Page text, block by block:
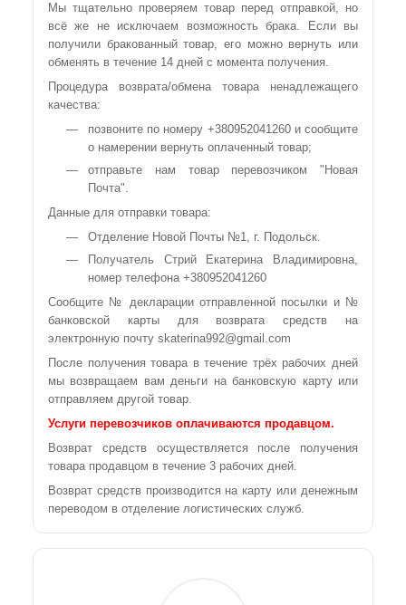
Мы тщательно проверяем товар перед отправкой, но
всё же не исключаем возможность брака. Если вы
получили бракованный товар, его можно вернуть или
обменять в течение 14 дней с момента получения.
Процедура возврата/обмена товара ненадлежащего
качества:
позвоните по номеру +380952041260 и сообщите
о намерении вернуть оплаченный товар;
отправьте нам товар перевозчиком "Новая
Почта".
Данные для отправки товара:
Отделение Новой Почты №1, г. Подольск.
Получатель Стрий Екатерина Владимировна,
номер телефона +380952041260
Сообщите № декларации отправленной посылки и №
банковской карты для возврата средств на
электронную почту skaterina992@gmail.com
После получения товара в течение трёх рабочих дней
мы возвращаем вам деньги на банковскую карту или
отправляем другой товар.
Услуги перевозчиков оплачиваются продавцом.
Возврат средств осуществляется после получения
товара продавцом в течение 3 рабочих дней.
Возврат средств производится на карту или денежным
переводом в отделение логистических служб.